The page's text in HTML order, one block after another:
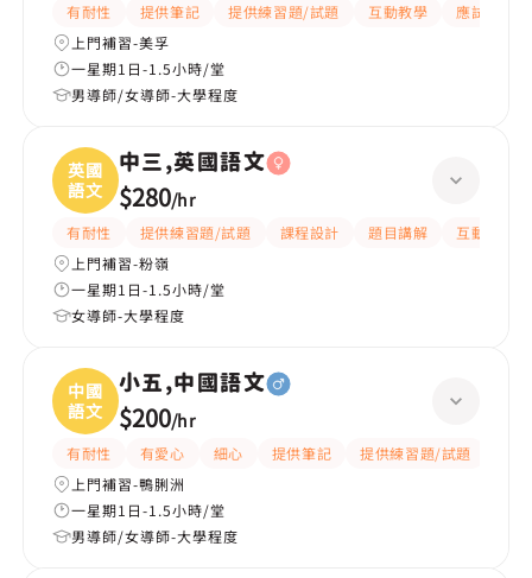
有耐性 提供筆記 提供練習題/試題 互動教學
應試策略
上門補習-美孚
一星期1日-1.5小時/堂
男導師/女導師-大學程度
英國
語文
中三,英國語文
$280/hr
有耐性 提供練習題/試題 課程設計 題目講解
互動教學
上門補習-粉嶺
一星期1日-1.5小時/堂
女導師-大學程度
中國
語文
小五,中國語文
$200/hr
有耐性 有愛心 細心 提供筆記 提供練習題/試題
上門補習-鴨脷洲
一星期1日-1.5小時/堂
男導師/女導師-大學程度